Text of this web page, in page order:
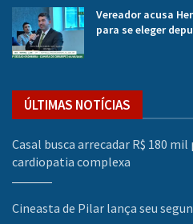
Vereador acusa
para se eleger
ÚLTIMAS NOTÍCIAS
Casal busca arrecadar R$ 180
cardiopatia complexa
Cineasta de Pilar lança seu